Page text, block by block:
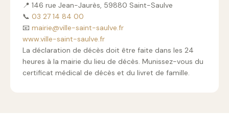
📍 146 rue Jean-Jaurès, 59880 Saint-Saulve
📞 03 27 14 84 00
📧 mairie@ville-saint-saulve.fr
www.ville-saint-saulve.fr
La déclaration de décès doit être faite dans les 24
heures à la mairie du lieu de décès. Munissez-vous du
certificat médical de décès et du livret de famille.